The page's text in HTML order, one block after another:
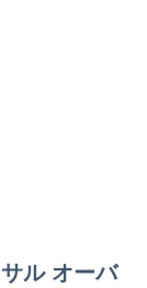
ル オーバ